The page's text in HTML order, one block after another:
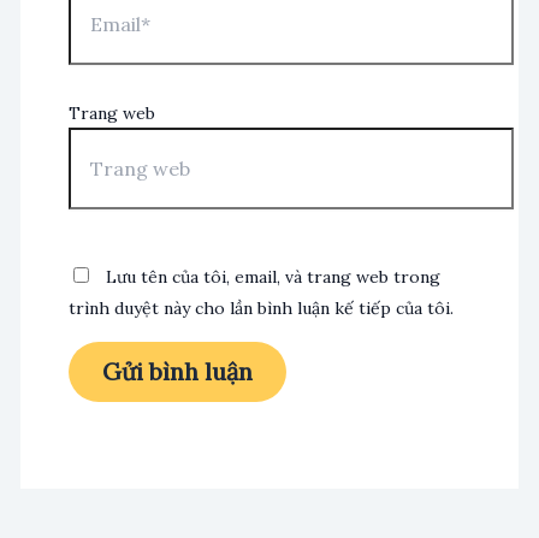
Trang web
Lưu tên của tôi, email, và trang web trong
trình duyệt này cho lần bình luận kế tiếp của tôi.